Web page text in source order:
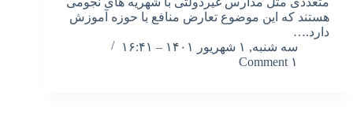
هستند که این موضوع تعارض منافع با حوزه آموزش
دارد.…
سه شنبه, ۱ شهریور ۱۴۰۱ – ۱۶:۴۱
۱ Comment